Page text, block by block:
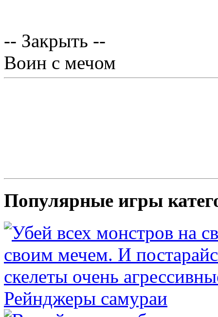
-- Закрыть --
Воин с мечом
Популярные игры
Рейнджеры самураи